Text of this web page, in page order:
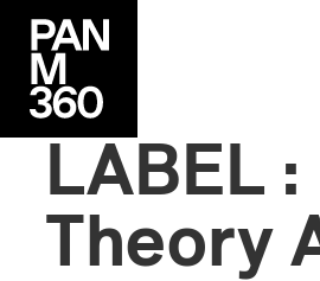
LABEL :
Theory